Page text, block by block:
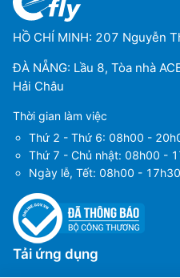
HỒ CHÍ MINH: 207 Nguyễn
ĐÀ NẴNG: Lầu 8, Tòa nhà
Hải Châu
Thời gian làm việc
Thứ 2 - Thứ 6: 08h00 -
Thứ 7 - Chủ nhật: 08h00 -
Ngày lễ, Tết: 08h00 - 17h30
Tải ứng dụng
Ms Hằng
(+84) 70 854
(+84) 90